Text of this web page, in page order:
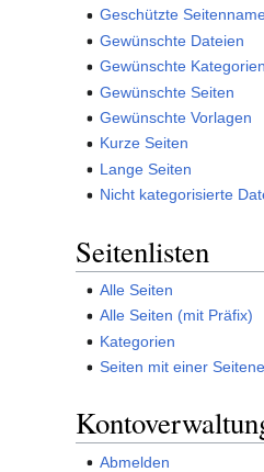
Geschützte
Gewünschte Dateien
Gewünschte
Gewünschte Seiten
Gewünschte Vorlagen
Kurze Seiten
Lange Seiten
Nicht kategorisierte
Seitenlisten
Alle Seiten
Alle Seiten (mit Präfix)
Kategorien
Seiten mit einer
Abmelden